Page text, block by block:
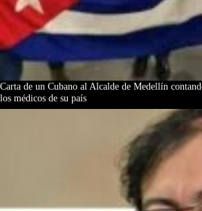
Carta de un Cubano al Alcalde de Medellín
los médicos de su país